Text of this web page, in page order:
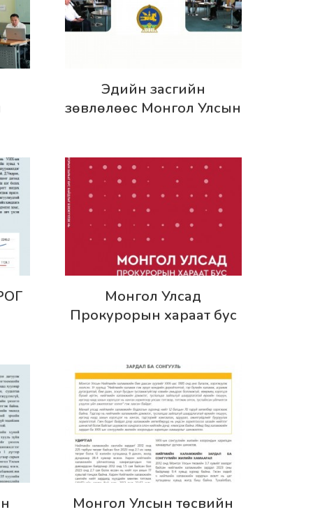
Дэлгэрэнгүй
Эдийн засгийн
зөвлөлөөс Монгол Улсын
санал, зөвлөмжөө УИХ-д
хүргүүллээ
Дэлгэрэнгүй
Монгол Улсад
Прокурорын хараат бус
Дэлгэрэнгүй
Монгол Улсын төсвийн